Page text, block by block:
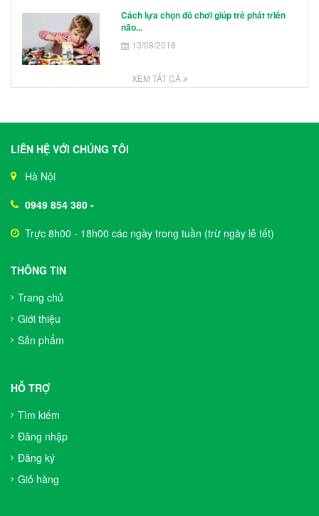
Cách lựa chọn đồ chơi giúp trẻ phát triển
não...
13/08/2018
XEM TẤT CẢ
LIÊN HỆ VỚI CHÚNG TÔI
Hà Nội
0949 854 380 -
Trực 8h00 - 18h00 các ngày trong tuần (trừ ngày lễ tết)
THÔNG TIN
Trang chủ
Giới thiệu
Sản phẩm
HỖ TRỢ
Tìm kiếm
Đăng nhập
Đăng ký
Giỏ hàng